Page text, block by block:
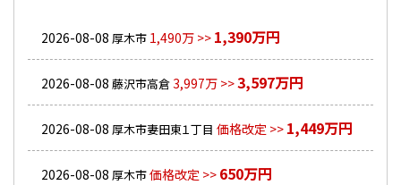
2026-08-08 厚木市 1,490万 >> 1,390万円
2026-08-08 藤沢市高倉3,997万 >>3,597万円
2026-08-08 厚木市妻田東１丁目 価格改定 >> 1,449万円
2026-08-08 厚木市価格改定 >> 650万円